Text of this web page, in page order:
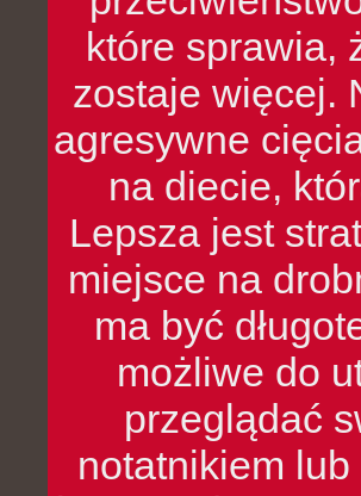
które sprawia,
zostaje więcej.
agresywne
na diecie,
Lepsza jest
miejsce na
ma być
możliwe do
przeglądać
notatnikiem